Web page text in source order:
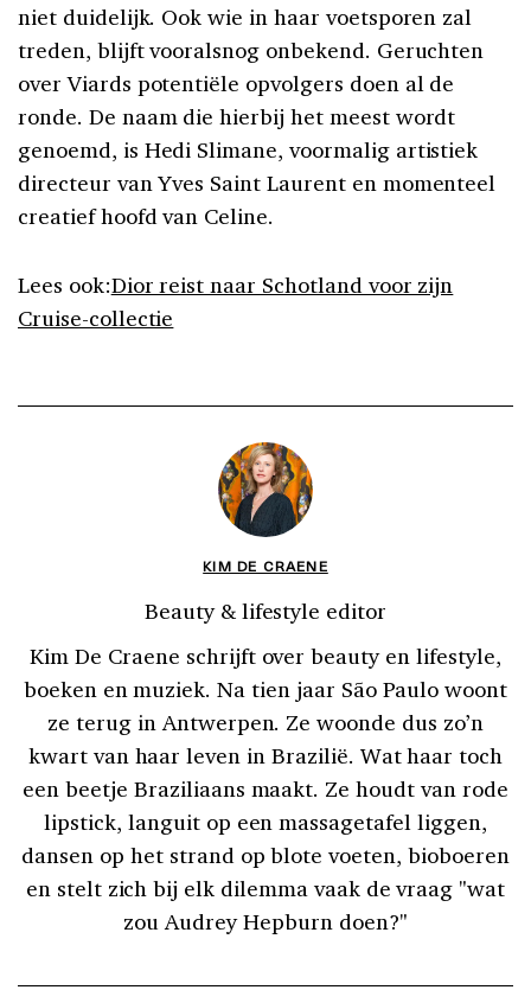
niet duidelijk. Ook wie in haar voetsporen zal
treden, blijft vooralsnog onbekend. Geruchten
over Viards potentiële opvolgers doen al de
ronde. De naam die hierbij het meest wordt
genoemd, is Hedi Slimane, voormalig artistiek
directeur van Yves Saint Laurent en momenteel
creatief hoofd van Celine.
Lees ook:Dior reist naar Schotland voor zijn
Cruise-collectie
KIM DE CRAENE
Beauty & lifestyle editor
Kim De Craene schrijft over beauty en lifestyle,
boeken en muziek. Na tien jaar São Paulo woont
ze terug in Antwerpen. Ze woonde dus zo’n
kwart van haar leven in Brazilië. Wat haar toch
een beetje Braziliaans maakt. Ze houdt van rode
lipstick, languit op een massagetafel liggen,
dansen op het strand op blote voeten, bioboeren
en stelt zich bij elk dilemma vaak de vraag "wat
zou Audrey Hepburn doen?"